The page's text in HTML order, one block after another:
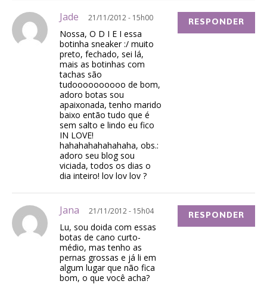
Jade 21/11/2012 - 15h00
Nossa, O D I E I essa
botinha sneaker :/ muito
preto, fechado, sei lá,
mais as botinhas com
tachas são
tudoooooooooo de bom,
adoro botas sou
apaixonada, tenho marido
baixo então tudo que é
sem salto e lindo eu fico
IN LOVE!
hahahahahahahaha, obs.:
adoro seu blog sou
viciada, todos os dias o
dia inteiro! lov lov lov ?
RESPONDER
Jana 21/11/2012 - 15h04
Lu, sou doida com essas
botas de cano curto-
médio, mas tenho as
pernas grossas e já li em
algum lugar que não fica
bom, o que você acha?
RESPONDER